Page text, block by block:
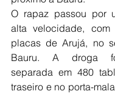
O rapaz passou por
alta velocidade,
placas de Arujá, no
Bauru. A droga
separada em 480
traseiro e no porta-